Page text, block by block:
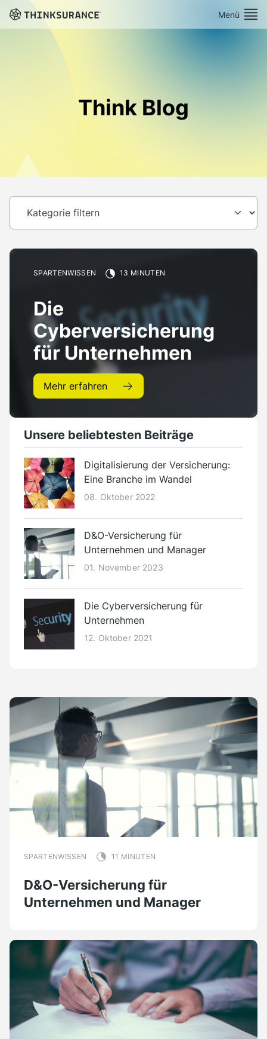
Menü
Preise
Deutsch
Think Blog
SPARTENWISSEN 13 MINUTEN
Die
Cyberversicherung
für Unternehmen
Mehr erfahren
Unsere beliebtesten Beiträge
Digitalisierung der Versicherung:
Eine Branche im Wandel
08. Oktober 2022
D&O-Versicherung für
Unternehmen und Manager
01. November 2023
Die Cyberversicherung für
Unternehmen
12. Oktober 2021
SPARTENWISSEN 11 MINUTEN
D&O-Versicherung für
Unternehmen und Manager